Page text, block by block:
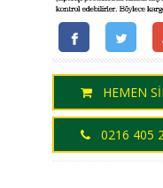
HEMEN
0216 405